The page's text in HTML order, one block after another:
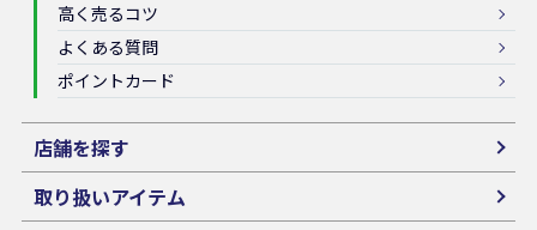
高く売るコツ
よくある質問
ポイントカード
店舗を探す
取り扱いアイテム